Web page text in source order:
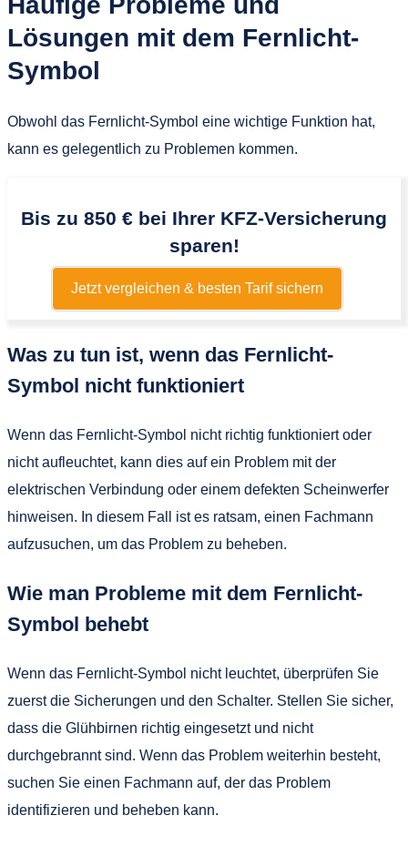
Lösungen mit dem Fernlicht-
Symbol
Obwohl das Fernlicht-Symbol eine wichtige Funktion hat,
kann es gelegentlich zu Problemen kommen.
Bis zu 850 € bei Ihrer KFZ-Versicherung
sparen!
Jetzt vergleichen & besten Tarif sichern
Was zu tun ist, wenn das Fernlicht-
Symbol nicht funktioniert
Wenn das Fernlicht-Symbol nicht richtig funktioniert oder
nicht aufleuchtet, kann dies auf ein Problem mit der
elektrischen Verbindung oder einem defekten Scheinwerfer
hinweisen. In diesem Fall ist es ratsam, einen Fachmann
aufzusuchen, um das Problem zu beheben.
Wie man Probleme mit dem Fernlicht-
Symbol behebt
Wenn das Fernlicht-Symbol nicht leuchtet, überprüfen Sie
zuerst die Sicherungen und den Schalter. Stellen Sie sicher,
dass die Glühbirnen richtig eingesetzt und nicht
durchgebrannt sind. Wenn das Problem weiterhin besteht,
suchen Sie einen Fachmann auf, der das Problem
identifizieren und beheben kann.